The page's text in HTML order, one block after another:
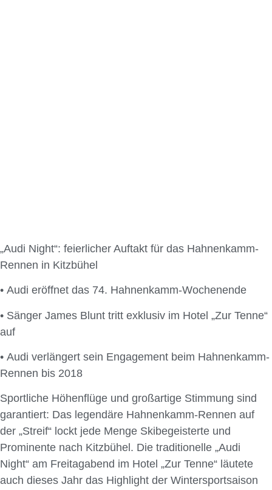
„Audi Night“: feierlicher Auftakt für das Hahnenkamm-
Rennen in Kitzbühel
• Audi eröffnet das 74. Hahnenkamm-Wochenende
• Sänger James Blunt tritt exklusiv im Hotel „Zur Tenne“
auf
• Audi verlängert sein Engagement beim Hahnenkamm-
Rennen bis 2018
Sportliche Höhenflüge und großartige Stimmung sind
garantiert: Das legendäre Hahnenkamm-Rennen auf
der „Streif“ lockt jede Menge Skibegeisterte und
Prominente nach Kitzbühel. Die traditionelle „Audi
Night“ am Freitagabend im Hotel „Zur Tenne“ läutete
auch dieses Jahr das Highlight der Wintersportsaison